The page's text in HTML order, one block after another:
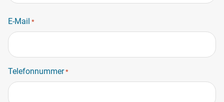
E-Mail *
Telefonnummer *